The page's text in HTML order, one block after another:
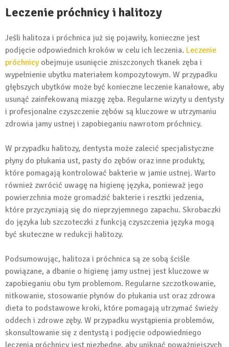
Leczenie próchnicy i halitozy
Jeśli halitoza i próchnica już się pojawiły, konieczne jest
podjęcie odpowiednich kroków w celu ich leczenia. Leczenie
próchnicyobejmuje usunięcie zniszczonych tkanek zęba i
wypełnienie ubytku materiałem kompozytowym. W przypadku
głębszych ubytków może być konieczne leczenie kanałowe, aby
usunąć zainfekowaną miazgę zęba. Regularne wizyty u dentysty
i profesjonalne czyszczenie zębów są kluczowe w utrzymaniu
zdrowia jamy ustnej i zapobieganiu nawrotom próchnicy.
W przypadku halitozy, dentysta może zalecić specjalistyczne
płyny do płukania ust, pasty do zębów oraz inne produkty,
które pomagają kontrolować bakterie w jamie ustnej. Warto
również zwrócić uwagę na higienę języka, ponieważ jego
powierzchnia może gromadzić bakterie i resztki jedzenia,
które przyczyniają się do nieprzyjemnego zapachu. Skrobaczki
do języka lub szczoteczki z funkcją czyszczenia języka mogą
być skuteczne w redukcji halitozy.
Podsumowując, halitoza i próchnica są ze sobą ściśle
powiązane, a dbanie o higienę jamy ustnej jest kluczowe w
zapobieganiu obu tym problemom. Regularne szczotkowanie,
nitkowanie, stosowanie płynów do płukania ust oraz zdrowa
dieta to podstawowe kroki, które pomagają utrzymać świeży
oddech i zdrowe zęby. W przypadku wystąpienia problemów,
skonsultowanie się z dentystą i podjęcie odpowiedniego
leczenia próchnicy jest niezbędne, aby uniknąć poważniejszych